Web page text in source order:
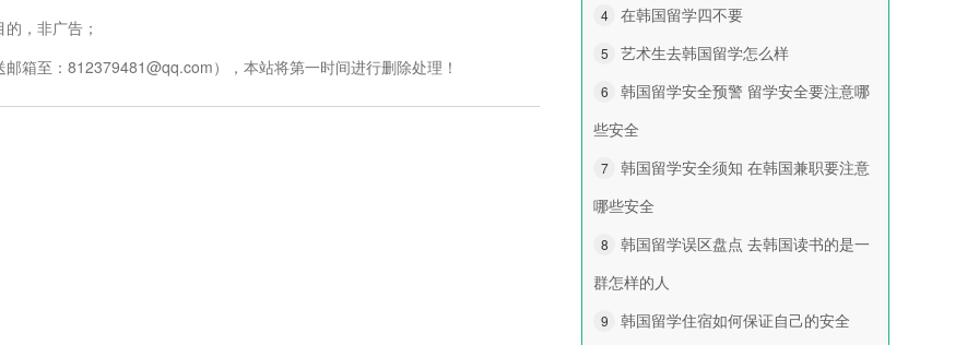
，非广告；
箱至：812379481@qq.com），本站将第一时间进行删除处理！
4 在韩国留学四不要
5 艺术生去韩国留学怎么样
6
韩国留学安全预警 留学安全要注意哪
些安全
7
韩国留学安全须知 在韩国兼职要注意
哪些安全
8
韩国留学误区盘点 去韩国读书的是一
群怎样的人
9 韩国留学住宿如何保证自己的安全